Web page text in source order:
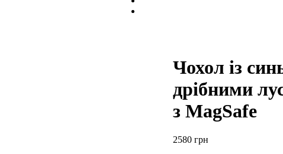
Чохол із
дрібними
з MagSafe
2580 грн